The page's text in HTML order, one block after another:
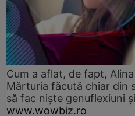
Cum a aflat, de fapt,
Mărturia făcută chiar din
să fac niște genuflexiuni
www.wowbiz.ro